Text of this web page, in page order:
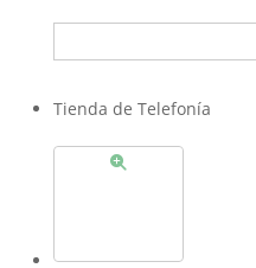
Tienda de Telefonía